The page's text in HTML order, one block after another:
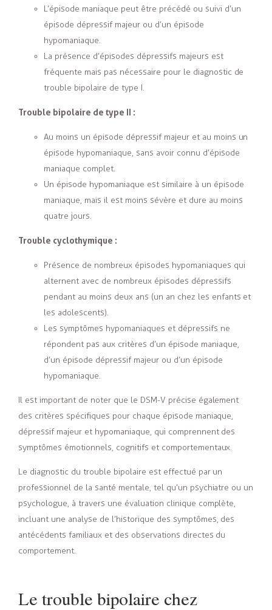
L’épisode maniaque peut être précédé ou suivi d’un
épisode dépressif majeur ou d’un épisode
hypomaniaque.
La présence d’épisodes dépressifs majeurs est
fréquente mais pas nécessaire pour le diagnostic de
trouble bipolaire de type I.
Trouble bipolaire de type II :
Au moins un épisode dépressif majeur et au moins un
épisode hypomaniaque, sans avoir connu d’épisode
maniaque complet.
Un épisode hypomaniaque est similaire à un épisode
maniaque, mais il est moins sévère et dure au moins
quatre jours.
Trouble cyclothymique :
Présence de nombreux épisodes hypomaniaques qui
alternent avec de nombreux épisodes dépressifs
pendant au moins deux ans (un an chez les enfants et
les adolescents).
Les symptômes hypomaniaques et dépressifs ne
répondent pas aux critères d’un épisode maniaque,
d’un épisode dépressif majeur ou d’un épisode
hypomaniaque.
Il est important de noter que le DSM-V précise également
des critères spécifiques pour chaque épisode maniaque,
dépressif majeur et hypomaniaque, qui comprennent des
symptômes émotionnels, cognitifs et comportementaux.
Le diagnostic du trouble bipolaire est effectué par un
professionnel de la santé mentale, tel qu’un psychiatre ou un
psychologue, à travers une évaluation clinique complète,
incluant une analyse de l’historique des symptômes, des
antécédents familiaux et des observations directes du
comportement.
Le trouble bipolaire chez